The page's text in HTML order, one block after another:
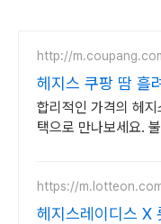
http://
헤지스 쿠팡 땀 흘
합리적인 가격의 헤
택으로 만나보세요.
https://
헤지스레이디스 X